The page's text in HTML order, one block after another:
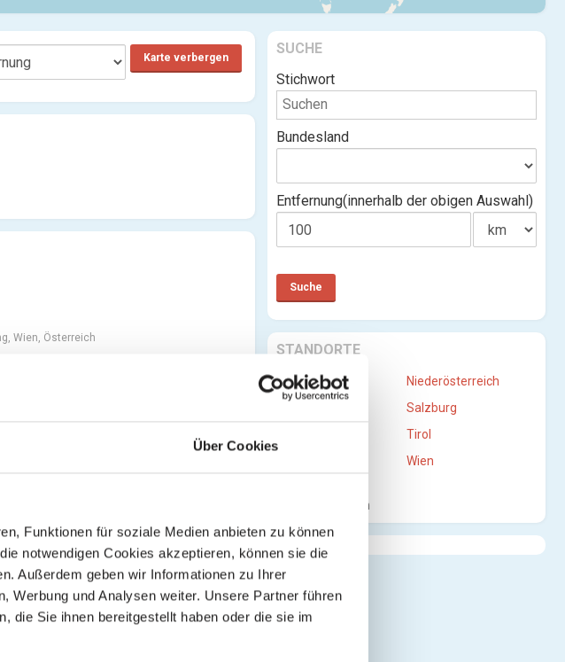
Über Cookies
Funktionen für soziale Medien anbieten zu können
notwendigen Cookies akzeptieren, können sie die
Außerdem geben wir Informationen zu Ihrer
Werbung und Analysen weiter. Unsere Partner führen
die Sie ihnen bereitgestellt haben oder die sie im
SUCHE
Stichwort
Bundesland
Entfernung(innerhalb der obigen Auswahl)
STANDORTE
Burgenland
Niederösterreich
Salzburg
Tirol
Wien
Mehr anzeigen
Karte verbergen
Wien, Österreich
Wien, Österreich
Wien, Österreich